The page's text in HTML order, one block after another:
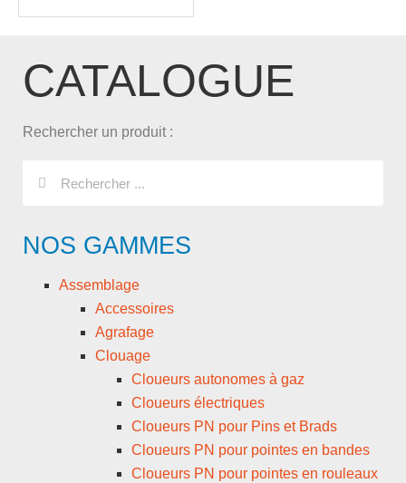
CATALOGUE
Rechercher un produit :
NOS GAMMES
Assemblage
Accessoires
Agrafage
Clouage
Cloueurs autonomes à gaz
Cloueurs électriques
Cloueurs PN pour Pins et Brads
Cloueurs PN pour pointes en bandes
Cloueurs PN pour pointes en rouleaux